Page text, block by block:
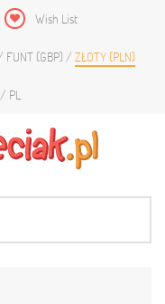
Wish List
FUNT (GBP) ZŁOTY (PLN)
PL